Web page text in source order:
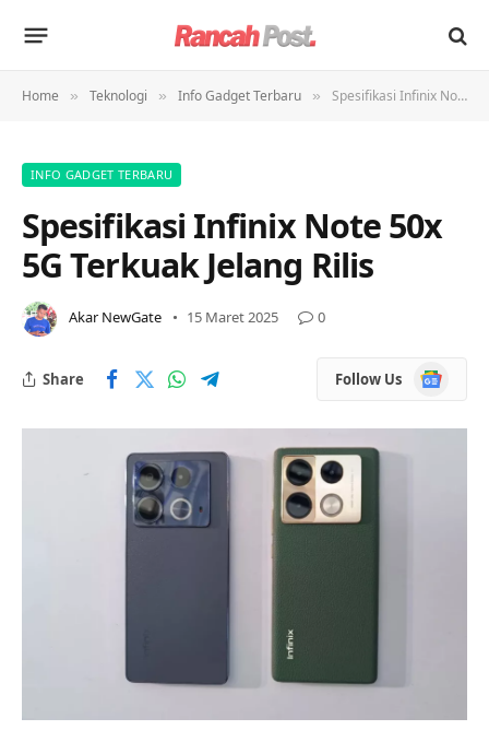
Home » Teknologi » Info Gadget Terbaru » Spesifikasi Infinix Note 50x 5G Terkuak Jelang Rilis
INFO GADGET TERBARU
Spesifikasi Infinix Note 50x
5G Terkuak Jelang Rilis
Akar NewGate 15 Maret 2025 0
Share Follow Us
Google
News